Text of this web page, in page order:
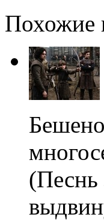
Похожие
(Песнь